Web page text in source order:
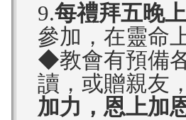
9.每禮拜五晚
參加，在靈命
◆教會有預備
讀，或贈親友
加力，恩上加